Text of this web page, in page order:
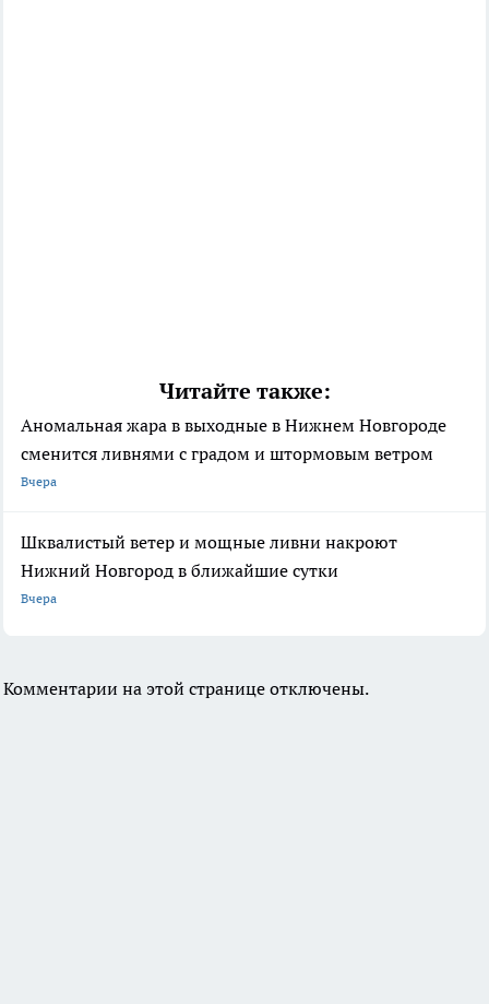
Читайте также:
Аномальная жара в выходные в Нижнем Новгороде
сменится ливнями с градом и штормовым ветром
Вчера
Шквалистый ветер и мощные ливни накроют
Нижний Новгород в ближайшие сутки
Вчера
Комментарии на этой странице отключены.